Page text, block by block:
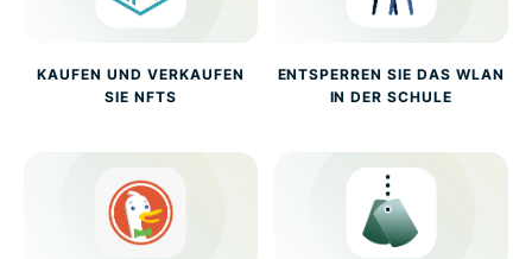
KAUFEN UND VERKAUFEN
SIE NFTS
ENTSPERREN SIE DAS WLAN
IN DER SCHULE